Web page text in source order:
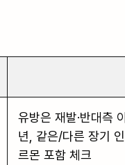
유방은 재발·반대측
년, 같은/다른 장기
르몬 포함 체크